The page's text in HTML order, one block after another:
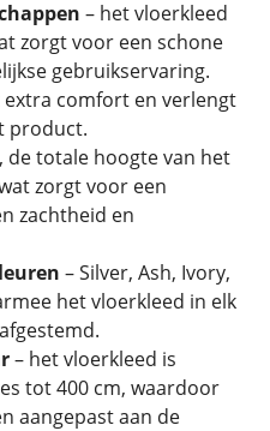
– het vloerkleed
zorgt voor een schone
gebruikservaring.
extra comfort en verlengt
product.
de totale hoogte van het
zorgt voor een
zachtheid en
– Silver, Ash, Ivory,
het vloerkleed in elk
– het vloerkleed is
tot 400 cm, waardoor
aangepast aan de